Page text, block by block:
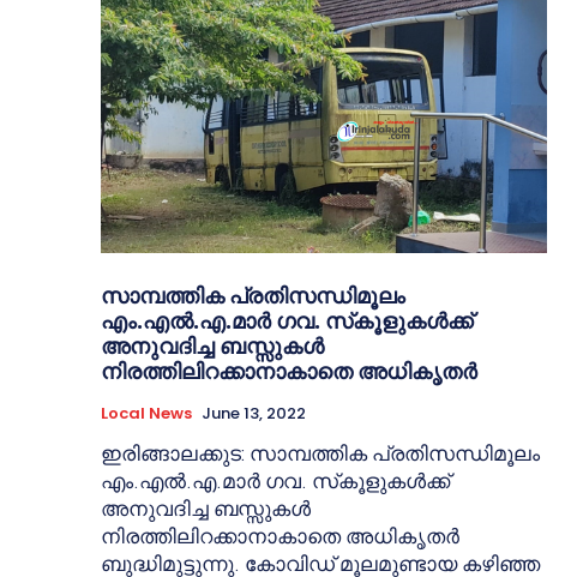
സാമ്പത്തിക പ്രതിസന്ധിമൂലം
എം.എല്‍.എ.മാര്‍ ഗവ. സ്‌കൂളുകള്‍ക്ക്
അനുവദിച്ച ബസ്സുകള്‍
നിരത്തിലിറക്കാനാകാതെ അധികൃതര്‍
Local News June 13, 2022
ഇരിങ്ങാലക്കുട: സാമ്പത്തിക പ്രതിസന്ധിമൂലം
എം.എല്‍.എ.മാര്‍ ഗവ. സ്‌കൂളുകള്‍ക്ക്
അനുവദിച്ച ബസ്സുകള്‍
നിരത്തിലിറക്കാനാകാതെ അധികൃതര്‍
ബുദ്ധിമുട്ടുന്നു. കോവിഡ് മൂലമുണ്ടായ കഴിഞ്ഞ